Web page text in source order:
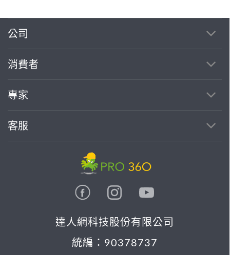
公司
消費者
專家
客服
達人網科技股份有限公司
統編：90378737
繼續完成